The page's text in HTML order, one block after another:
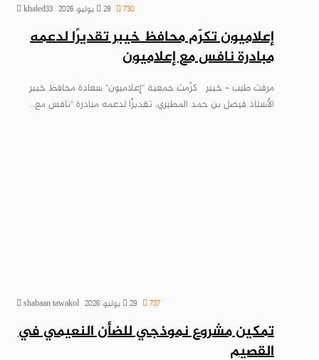
khaled33 29 يوليو، 2026 730
إعلاميون تكرّم محافظ خيبر تقديرًا لدعمه
مبادرة نافس مع إعلاميون
مرفت طيب – خيبر كرّمت جمعية “إعلاميون” سعادة محافظ خيبر
الأستاذ فيصل بن حمد المطيري، تقديرًا لدعمه مبادرة “نافس مع…
shabaan tawakol 29 يوليو، 2026 737
تمكين مشروع نموذجي للضأن النعيمي في
القصيم